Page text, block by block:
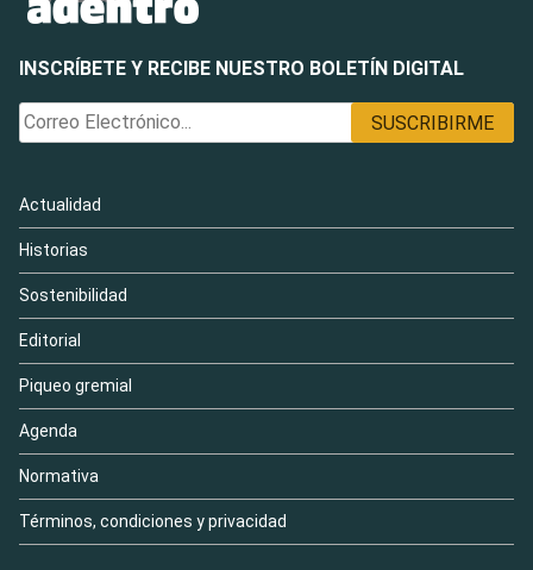
INSCRÍBETE Y RECIBE NUESTRO BOLETÍN DIGITAL
Actualidad
Historias
Sostenibilidad
Editorial
Piqueo gremial
Agenda
Normativa
Términos, condiciones y privacidad